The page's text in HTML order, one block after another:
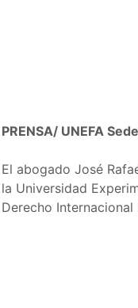
PRENSA/ UNEFA
El abogado José
la Universidad
Derecho Internacional